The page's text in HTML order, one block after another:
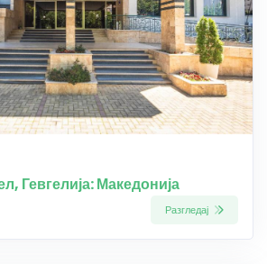
Гевгелија: Македонија
Разгледај